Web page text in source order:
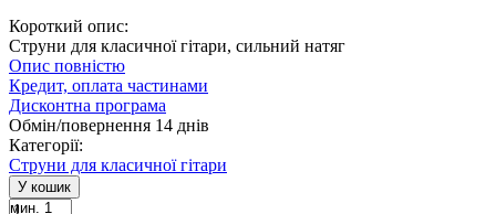
Короткий опис:
Струни для класичної гітари, сильний натяг
Опис повністю
Кредит, оплата частинами
Дисконтна програма
Обмін/повернення 14 днів
Категорії:
Струни для класичної гітари
У кошик
мин. 1